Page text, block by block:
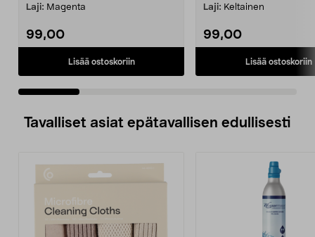
Laji: Magenta
99,00
Lisää ostoskoriin
Laji: Keltainen
99,00
Lisää ostoskoriin
Tavalliset asiat epätavallisen edullisesti